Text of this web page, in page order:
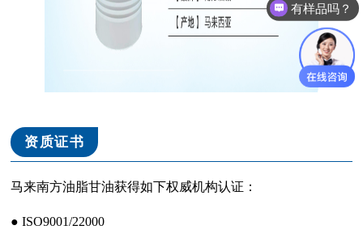
资质证书
马来南方油脂甘油获得如下权威机构认证：
● ISO9001/22000
有样品吗？